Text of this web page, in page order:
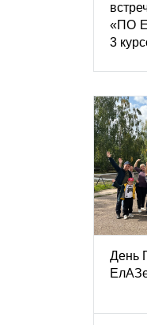
«ПО
3
День